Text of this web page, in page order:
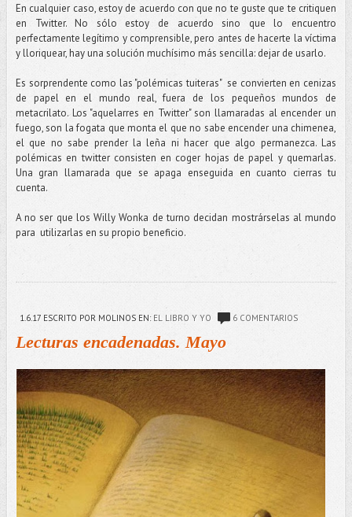
En cualquier caso, estoy de acuerdo con que no te guste que te critiquen
en Twitter. No sólo estoy de acuerdo sino que lo encuentro
perfectamente legítimo y comprensible, pero antes de hacerte la víctima
y lloriquear, hay una solución muchísimo más sencilla: dejar de usarlo.
Es sorprendente como las "polémicas tuiteras" se convierten en cenizas
de papel en el mundo real, fuera de los pequeños mundos de
metacrilato. Los "aquelarres en Twitter" son llamaradas al encender un
fuego, son la fogata que monta el que no sabe encender una chimenea,
el que no sabe prender la leña ni hacer que algo permanezca. Las
polémicas en twitter consisten en coger hojas de papel y quemarlas.
Una gran llamarada que se apaga enseguida en cuanto cierras tu
cuenta.
A no ser que los Willy Wonka de turno decidan mostrárselas al mundo
para utilizarlas en su propio beneficio.
1.6.17ESCRITO POR MOLINOS EN: EL LIBRO Y YO 6 COMENTARIOS
Lecturas encadenadas. Mayo